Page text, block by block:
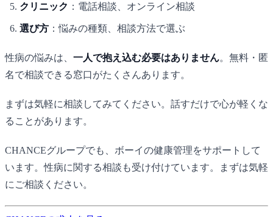
クリニック ：電話相談、オンライン相談
選び方 ：悩みの種類、相談方法で選ぶ
性病の悩みは、 一人で抱え込む必要はありません。無料・匿
名で相談できる窓口がたくさんあります。
まずは気軽に相談してみてください。話すだけで心が軽くな
ることがあります。
CHANCEグループでも、ボーイの健康管理をサポートして
います。性病に関する相談も受け付けています。まずは気軽
にご相談ください。